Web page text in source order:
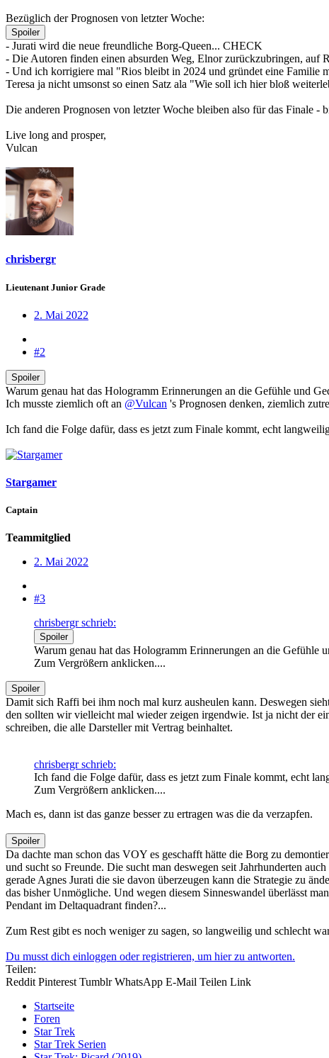
Bezüglich der Prognosen von letzter Woche:
Spoiler
- Jurati wird die neue freundliche Borg-Queen... CHECK
- Die Autoren finden einen absurden Weg, Elnor zurückzubringen,
- Und ich korrigiere mal "Rios bleibt in 2024 und gründet eine Familie
Teresa ja nicht umsonst so einen Satz ala "Wie soll ich hier bloß
Die anderen Prognosen von letzter Woche bleiben also für das Finale -
Live long and prosper,
Vulcan
chrisbergr
Lieutenant Junior Grade
2. Mai 2022
#2
Spoiler
Warum genau hat das Hologramm Erinnerungen an die Gefühle und
Ich musste ziemlich oft an @Vulcan 's Prognosen denken, ziemlich
Ich fand die Folge dafür, dass es jetzt zum Finale kommt, echt
Stargamer
Captain
Teammitglied
2. Mai 2022
#3
chrisbergr schrieb:
Spoiler
Warum genau hat das Hologramm Erinnerungen an die Gefühle
Zum Vergrößern anklicken....
Spoiler
Damit sich Raffi bei ihm noch mal kurz ausheulen kann. Deswegen
den sollten wir vielleicht mal wieder zeigen irgendwie. Ist ja nicht der
schreiben, die alle Darsteller mit Vertrag beinhaltet.
chrisbergr schrieb:
Ich fand die Folge dafür, dass es jetzt zum Finale kommt, echt
Zum Vergrößern anklicken....
Mach es, dann ist das ganze besser zu ertragen was die da verzapfen.
Spoiler
Da dachte man schon das VOY es geschafft hätte die Borg zu
und sucht so Freunde. Die sucht man deswegen seit Jahrhunderten
gerade Agnes Jurati die sie davon überzeugen kann die Strategie zu
das bisher Unmögliche. Und wegen diesem Sinneswandel überlässt
Pendant im Deltaquadrant finden?...
Zum Rest gibt es noch weniger zu sagen, so langweilig und schlecht
Du musst dich einloggen oder registrieren, um hier zu antworten.
Teilen:
Reddit Pinterest Tumblr WhatsApp E-Mail Teilen Link
Startseite
Foren
Star Trek
Star Trek Serien